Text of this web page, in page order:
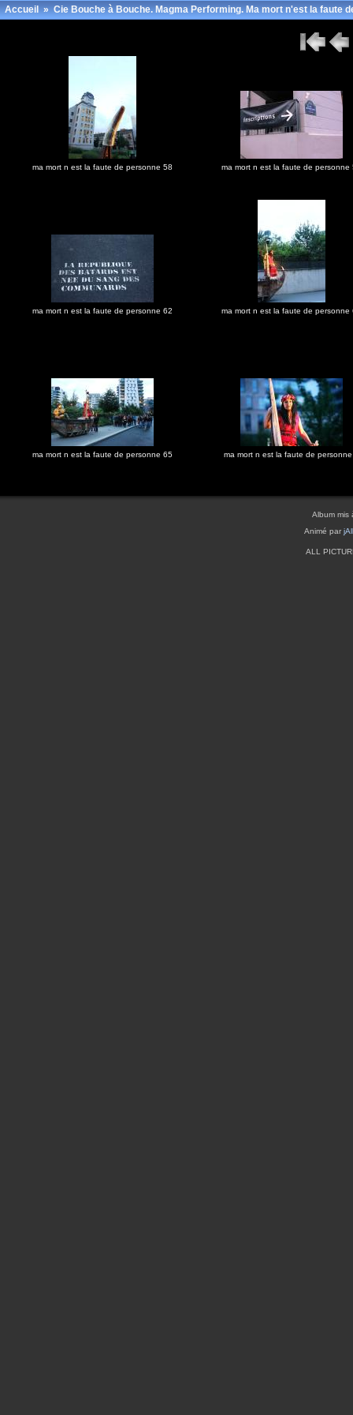
Accueil»Cie Bouche à Bouche. Magma Performing. Ma mort n'est la faute
ma mort n est la faute de personne 58 ma mort n est la faute de personne
ma mort n est la faute de personne 62 ma mort n est la faute de personne
ma mort n est la faute de personne 65 ma mort n est la faute de
Album mis
Animé par
ALL